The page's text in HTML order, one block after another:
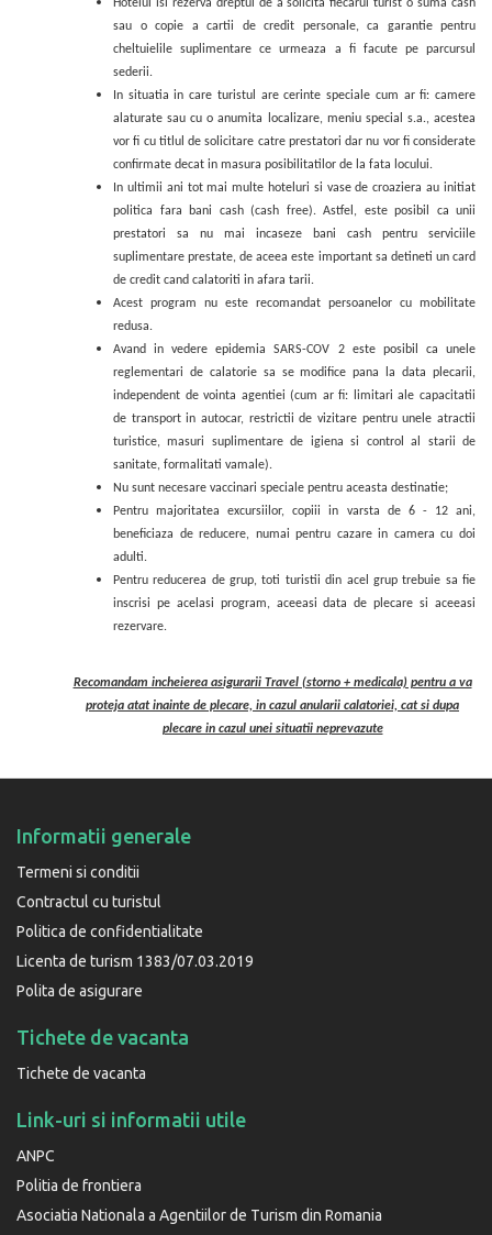
Hotelul isi rezerva dreptul de a solicita fiecarui turist o suma cash
sau o copie a cartii de credit personale, ca garantie pentru
cheltuielile suplimentare ce urmeaza a fi facute pe parcursul
sederii.
In situatia in care turistul are cerinte speciale cum ar fi: camere
alaturate sau cu o anumita localizare, meniu special s.a., acestea
vor fi cu titlul de solicitare catre prestatori dar nu vor fi considerate
confirmate decat in masura posibilitatilor de la fata locului.
In ultimii ani tot mai multe hoteluri si vase de croaziera au initiat
politica fara bani cash (cash free). Astfel, este posibil ca unii
prestatori sa nu mai incaseze bani cash pentru serviciile
suplimentare prestate, de aceea este important sa detineti un card
de credit cand calatoriti in afara tarii.
Acest program nu este recomandat persoanelor cu mobilitate
redusa.
Avand in vedere epidemia SARS-COV 2 este posibil ca unele
reglementari de calatorie sa se modifice pana la data plecarii,
independent de vointa agentiei (cum ar fi: limitari ale capacitatii
de transport in autocar, restrictii de vizitare pentru unele atractii
turistice, masuri suplimentare de igiena si control al starii de
sanitate, formalitati vamale).
Nu sunt necesare vaccinari speciale pentru aceasta destinatie;
Pentru majoritatea excursiilor, copiii in varsta de 6 - 12 ani,
beneficiaza de reducere, numai pentru cazare in camera cu doi
adulti.
Pentru reducerea de grup, toti turistii din acel grup trebuie sa fie
inscrisi pe acelasi program, aceeasi data de plecare si aceeasi
rezervare.
Recomandam incheierea asigurarii Travel (storno + medicala) pentru a va
proteja atat inainte de plecare, in cazul anularii calatoriei, cat si dupa
plecare in cazul unei situatii neprevazute
Informatii generale
Termeni si conditii
Contractul cu turistul
Politica de confidentialitate
Licenta de turism 1383/07.03.2019
Polita de asigurare
Tichete de vacanta
Tichete de vacanta
Link-uri si informatii utile
ANPC
Politia de frontiera
Asociatia Nationala a Agentiilor de Turism din Romania